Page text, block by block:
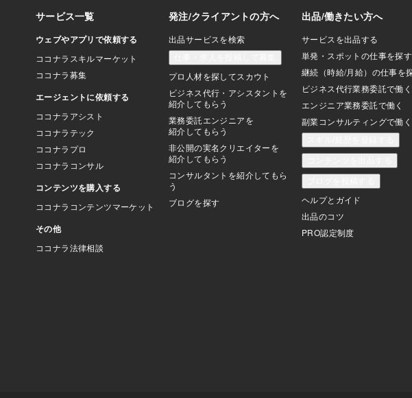
い、「前頭葉」での判断が追いつかない
のではないかと言われていますが、実際
のところは不明です。 脳みそは上から
見上げると、